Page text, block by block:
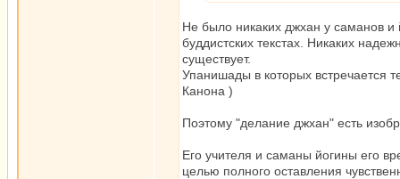
Не было никаких джхан у саманов
буддистских текстах. Никаких
существует.
Упанишады в которых встречается
Канона )
Поэтому "делание джхан" есть
Его учителя и саманы йогины его
целью полного оставления